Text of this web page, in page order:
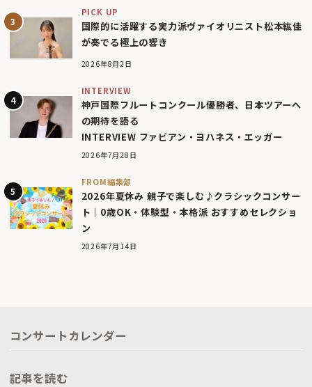
PICK UP
国際的に活躍する実力派ヴァイオリニスト松本紘佳
が奏でる極上の響き
2026年8月2日
INTERVIEW
神戸国際フルートコンクール優勝者、日本ツアーへ
の期待を語る
INTERVIEW ファビアン・ヨハネス・エッガー
2026年7月28日
FROM編集部
2026年夏休み 親子で楽しむ♪クラシックコンサー
ト｜0歳OK・体験型・本格派 おすすめセレクショ
ン
2026年7月14日
コンサートカレンダー
記事を読む